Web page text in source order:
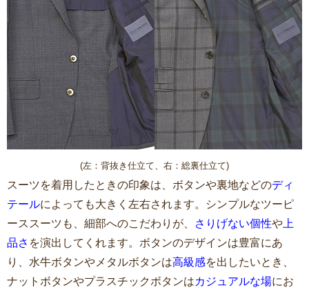
(左：背抜き仕立て、右：総裏仕立て)
スーツを着用したときの印象は、ボタンや裏地などのディ
テールによっても大きく左右されます。シンプルなツーピ
ーススーツも、細部へのこだわりが、
さりげない個性や 上
品さ を演出してくれます。ボタンのデザインは豊富にあ
り、水牛ボタンやメタルボタンは高級感を出したいとき、
ナットボタンやプラスチックボタンはカジュアルな場にお